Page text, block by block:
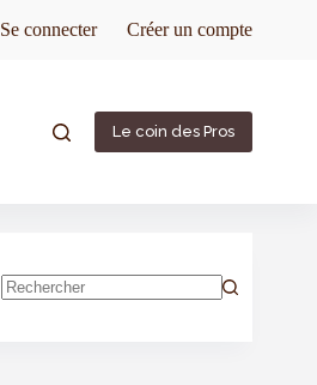
Se connecter Créer un compte
Le coin des Pros